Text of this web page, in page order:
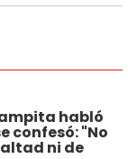
habló
confesó: "No
ni de